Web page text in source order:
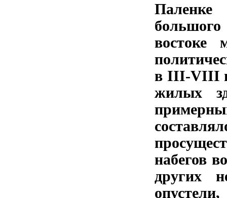
Паленке
востоке
в III-VIII
жилых
набегов
других